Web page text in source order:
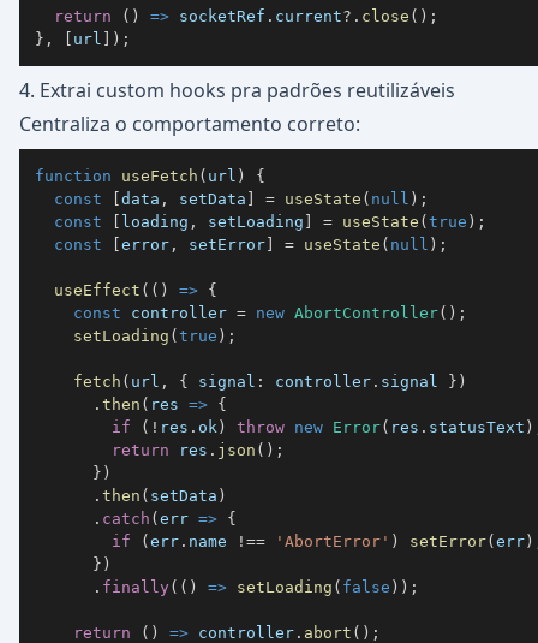
return ( ) => socketRef . current?. close ( ) ;
} , [ url ] ) ;
4. Extrai custom hooks pra padrões reutilizáveis
Centraliza o comportamento correto:
function useFetch ( url )
{
const
[data , setData ] = useState ( null ) ;
const
[ loading , setLoading ] = useState (true ) ;
const
[error , setError] = useState ( null ) ;
useEffect ( ( ) => {
const controller = new AbortController( ) ;
setLoading (true ) ;
fetch ( url , { signal : controller . signal } )
. then ( res => {
if
( ! res . ok ) throw new Error( res . statusText )
return res . json ( ) ;
} )
. then ( setData )
. catch (err => {
if
(err . name !== 'AbortError' ) setError(err)
} )
. finally ( ( ) => setLoading ( false ) ) ;
return ( ) => controller . abort ( ) ;